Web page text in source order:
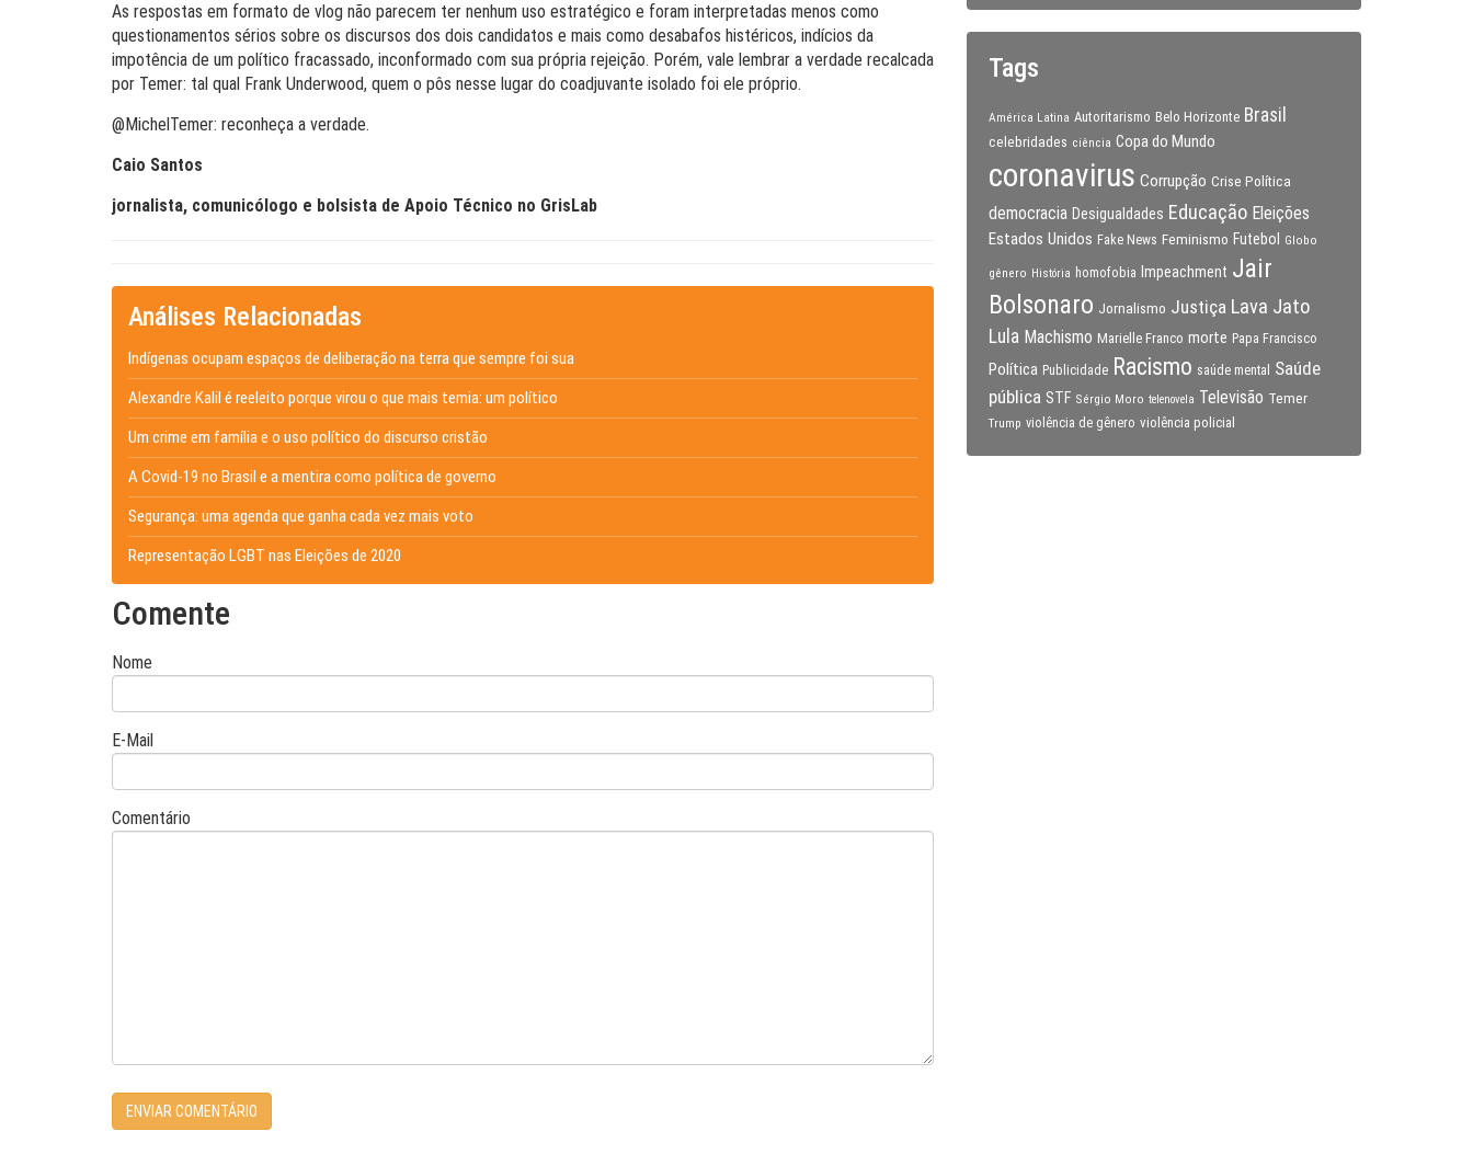
As respostas em formato de vlog não parecem ter nenhum uso estratégico e foram interpretadas menos como
questionamentos sérios sobre os discursos dos dois candidatos e mais como desabafos histéricos, indícios da
impotência de um político fracassado, inconformado com sua própria rejeição. Porém, vale lembrar a verdade recalcada
por Temer: tal qual Frank Underwood, quem o pôs nesse lugar do coadjuvante isolado foi ele próprio.
@MichelTemer: reconheça a verdade.
Caio Santos
jornalista, comunicólogo e bolsista de Apoio Técnico no GrisLab
Análises Relacionadas
Indígenas ocupam espaços de deliberação na terra que sempre foi sua
Alexandre Kalil é reeleito porque virou o que mais temia: um político
Um crime em família e o uso político do discurso cristão
A Covid-19 no Brasil e a mentira como política de governo
Segurança: uma agenda que ganha cada vez mais voto
Representação LGBT nas Eleições de 2020
Comente
Nome
E-Mail
Comentário
Tags
América Latina Autoritarismo Belo Horizonte Brasil
celebridades ciência Copa do Mundo
coronavirus Corrupção Crise Política
democracia Desigualdades Educação Eleições
Estados Unidos Fake News Feminismo Futebol Globo
gênero História homofobia Impeachment Jair
Bolsonaro Jornalismo Justiça Lava Jato
Lula Machismo Marielle Franco morte Papa Francisco
Política Publicidade Racismo saúde mental
Saúde
pública STF Sérgio Moro telenovela Televisão Temer
Trump violência de gênero violência policial